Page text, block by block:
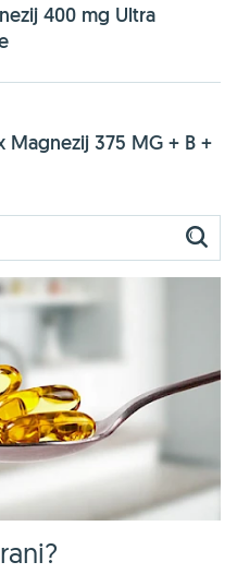
400 mg Ultra
Magnezij 375 MG + B +